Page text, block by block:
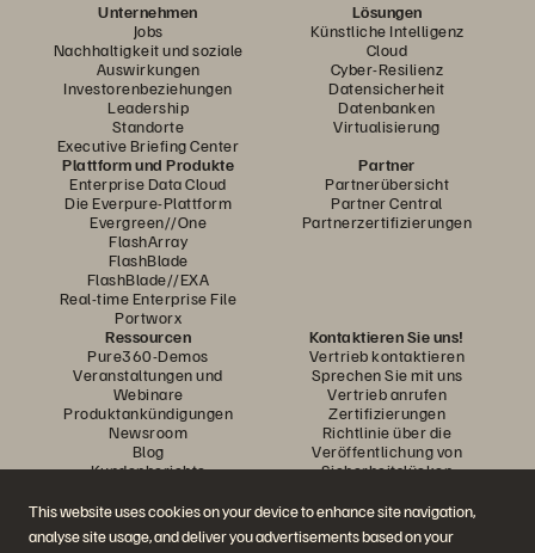
This website uses cookies on your device to enhance site navigation,
analyse site usage, and deliver you advertisements based on your
Unternehmen
Jobs
Nachhaltigkeit und soziale
Auswirkungen
Investorenbeziehungen
Leadership
Standorte
Executive Briefing Center
Lösungen
Künstliche Intelligenz
Cloud
Cyber-Resilienz
Datensicherheit
Datenbanken
Virtualisierung
Plattform und Produkte
Enterprise Data Cloud
Die Everpure-Plattform
Evergreen//One
FlashArray
FlashBlade
FlashBlade//EXA
Real-time Enterprise File
Portworx
Partner
Partnerübersicht
Partner Central
Partnerzertifizierungen
Ressourcen
Pure360-Demos
Veranstaltungen und
Webinare
Produktankündigungen
Newsroom
Blog
Kundenberichte
Wissensartikel
Kontaktieren Sie uns!
Vertrieb kontaktieren
Sprechen Sie mit uns
Vertrieb anrufen
Zertifizierungen
Richtlinie über die
Veröffentlichung von
Sicherheitslücken